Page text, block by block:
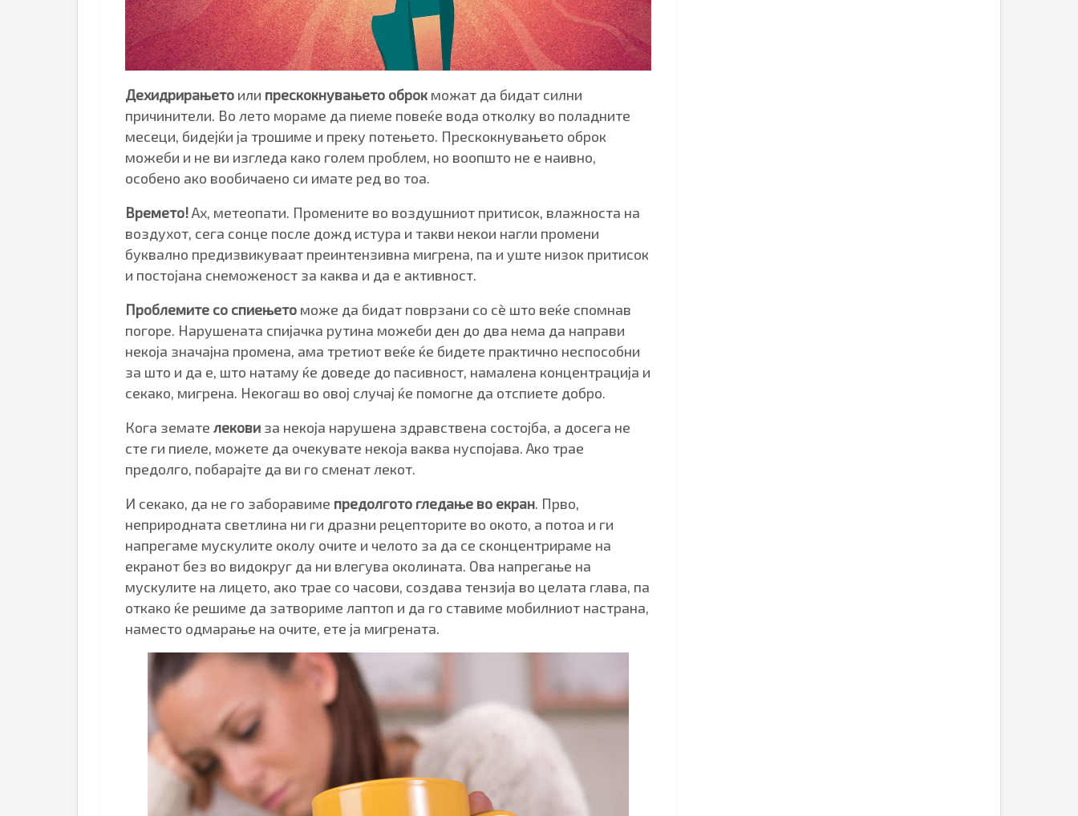
Дехидрирањето или прескокнувањето оброк можат да бидат силни
причинители. Во лето мораме да пиеме повеќе вода отколку во поладните
месеци, бидејќи ја трошиме и преку потењето. Прескокнувањето оброк
можеби и не ви изгледа како голем проблем, но воопшто не е наивно,
особено ако вообичаено си имате ред во тоа.
Времето!Ах, метеопати. Промените во воздушниот притисок, влажноста на
воздухот, сега сонце после дожд истура и такви некои нагли промени
буквално предизвикуваат преинтензивна мигрена, па и уште низок притисок
и постојана снеможеност за каква и да е активност.
Проблемите со спиењето може да бидат поврзани со сè што веќе спомнав
погоре. Нарушената спијачка рутина можеби ден до два нема да направи
некоја значајна промена, ама третиот веќе ќе бидете практично неспособни
за што и да е, што натаму ќе доведе до пасивност, намалена концентрација и
секако, мигрена. Некогаш во овој случај ќе помогне да отспиете добро.
Кога земате лекови за некоја нарушена здравствена состојба, а досега не
сте ги пиеле, можете да очекувате некоја ваква нуспојава. Ако трае
предолго, побарајте да ви го сменат лекот.
И секако, да не го заборавиме предолгото гледање во екран. Прво,
неприродната светлина ни ги дразни рецепторите во окото, а потоа и ги
напрегаме мускулите околу очите и челото за да се сконцентрираме на
екранот без во видокруг да ни влегува околината. Ова напрегање на
мускулите на лицето, ако трае со часови, создава тензија во целата глава, па
откако ќе решиме да затвориме лаптоп и да го ставиме мобилниот настрана,
наместо одмарање на очите, ете ја мигрената.